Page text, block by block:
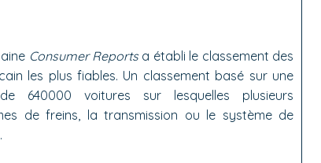
Consumer Reportsa établi le classement des
les plus fiables. Un classement basé sur une
640000 voitures sur lesquelles plusieurs
de freins, la transmission ou le système de